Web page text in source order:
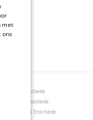
Enschede
Enschede
Enschede
met
ons